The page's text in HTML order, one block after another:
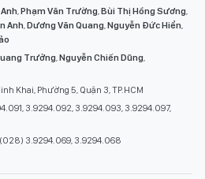
,Phạm Văn Trường,Bùi Thị Hồng Sương,
Anh,Dương Văn Quang,Nguyễn Đức Hiển,
Trưởng,Nguyễn Chiến Dũng,
Khai, Phường 5, Quận 3, TP.HCM
3.9294.092, 3.9294.093, 3.9294.097,
3.9294.069, 3.9294.068